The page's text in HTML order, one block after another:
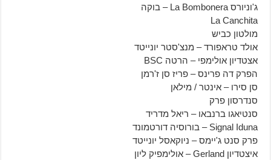
ג'וניורס La Bombonera – בוקה
La Canchita
מולטון כביש
אולד טראפורד – מנצ'סטר יונייטד
אצטדיון אולימפי – הרטה BSC
הפרק דה פרינס – פריז סן ז'רמן
סן סירו – אינטר / מילאן
סנדרסון פרק
סנטיאגו ברנבאו – ריאל מדריד
Signal Iduna – בורוסיה דורטמונד
פרק סנט ג'יימס – ניוקאסל יונייטד
איצטדיון Gerland – אולימפיק ליון